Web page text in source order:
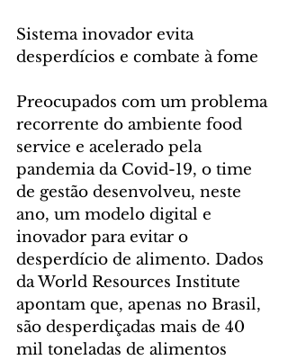
Sistema inovador evita
desperdícios e combate à fome
Preocupados com um problema
recorrente do ambiente food
service e acelerado pela
pandemia da Covid-19, o time
de gestão desenvolveu, neste
ano, um modelo digital e
inovador para evitar o
desperdício de alimento. Dados
da World Resources Institute
apontam que, apenas no Brasil,
são desperdiçadas mais de 40
mil toneladas de alimentos